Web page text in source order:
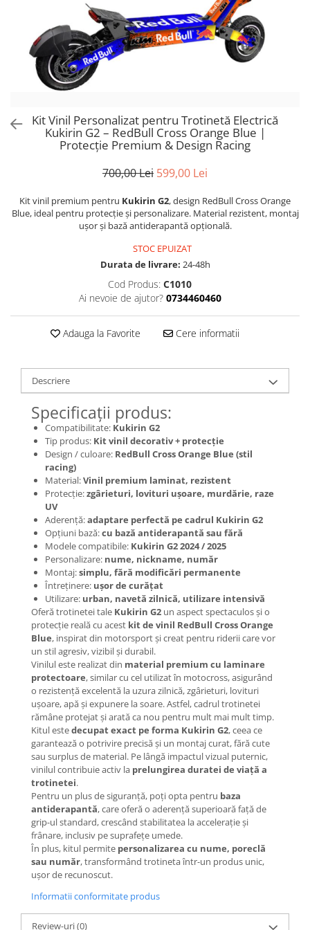
Trotinete Peste 3000 Lei
Trotinete cu Scaun
Trotinete cu Cheie
Trotinete cu Baterie Detașabilă
Trotinete cu Cheie
Trotinete cu Suspensii
Trotinete cu Ghidon Reglabil
ATV 1000W
ATV 1500W
Suporturi pentru telefon
Oglinzi retrovizoare
Ornamente, stickere & viniluri
Iluminare decorativă
Protecții la coliziune
KuKirin G2 Master
KuKirin G1 Pro
KuKirin V1 Pro
KuKirin V2
KuKirin A1
KuKirin M4 Max
Xiaomi Mi
Roți și Anvelope
Valve & extensii
Acceleratoare & comenzi
Display-uri / ecrane
Lumini / iluminare
Motoare
Cabluri motoare
Senzori Hall
Baterii
Controlere & Conversoare DC/DC
Încărcătoare
Prize de încărcare
Cabluri pentru baterii
Componente baterii
Localizatoare GPS
Mecanică
Furci / mânere principale &
secundare
Pliere, pasadores & tije
Crickuri / suporturi parcare
Suspensii & amortizoare
Rulmenți
Transmisii & lanțuri
Claxoane / sonerii (timbres)
Frâne
Discuri de frana
Plăcuțe de frână
Etrieri
Cabluri de frână
Manete de frână
Consumabile & Unelte
Conectori
Kit Vinil Personalizat pentru Trotinetă Electrică
Kukirin G2 – RedBull Cross Orange Blue |
Protecție Premium & Design Racing
700,00 Lei 599,00 Lei
Kit vinil premium pentru Kukirin G2, design RedBull Cross Orange
Blue, ideal pentru protecție și personalizare. Material rezistent, montaj
ușor și bază antiderapantă opțională.
STOC EPUIZAT
Durata de livrare: 24-48h
Cod Produs: C1010
Ai nevoie de ajutor? 0734460460
Adauga la Favorite Cere informatii
Descriere
Specificații produs:
Compatibilitate: Kukirin G2
Tip produs: Kit vinil decorativ + protecție
Design / culoare: RedBull Cross Orange Blue (stil
racing)
Material:Vinil premium laminat, rezistent
Protecție:zgârieturi, lovituri ușoare, murdărie, raze
UV
Aderență:adaptare perfectă pe cadrul Kukirin G2
Opțiuni bază:cu bază antiderapantă sau fără
Modele compatibile: Kukirin G2 2024 / 2025
Personalizare: nume, nickname, număr
Montaj:simplu, fără modificări permanente
Întreținere: ușor de curățat
Utilizare: urban, navetă zilnică, utilizare intensivă
Oferă trotinetei tale Kukirin G2 un aspect spectaculos și o
protecție reală cu acest kit de vinil RedBull Cross Orange
Blue, inspirat din motorsport și creat pentru riderii care vor
un stil agresiv, vizibil și durabil.
Vinilul este realizat din material premium cu laminare
protectoare, similar cu cel utilizat în motocross, asigurând
o rezistență excelentă la uzura zilnică, zgârieturi, lovituri
ușoare, apă și expunere la soare. Astfel, cadrul trotinetei
rămâne protejat și arată ca nou pentru mult mai mult timp.
Kitul estedecupat exact pe forma Kukirin G2, ceea ce
garantează o potrivire precisă și un montaj curat, fără cute
sau surplus de material. Pe lângă impactul vizual puternic,
vinilul contribuie activ la prelungirea duratei de viață a
trotinetei.
Pentru un plus de siguranță, poți opta pentru baza
antiderapantă, care oferă o aderență superioară față de
grip-ul standard, crescând stabilitatea la accelerație și
frânare, inclusiv pe suprafețe umede.
În plus, kitul permite personalizarea cu nume, poreclă
sau număr, transformând trotineta într-un produs unic,
ușor de recunoscut.
Informatii conformitate produs
Review-uri(0)